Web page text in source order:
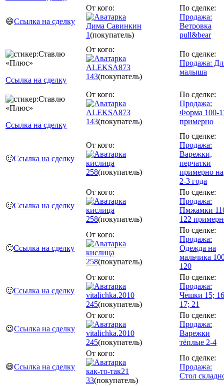
😄Ссылка на сделку
От кого:
Дима Савинкин
1(покупатель)
По сделке:
Продажа:
Ветровка
pull&bear
Ссылка на сделку
От кого:
ALEKSA873
143(покупатель)
По сделке:
Продажа:
малыша
Ссылка на сделку
От кого:
ALEKSA873
143(покупатель)
По сделке:
Продажа:
Форма 100-
примерно
🙂Ссылка на сделку
От кого:
кислица
258(покупатель)
По сделке:
Продажа:
Варежки,
перчатки
примерно на
2-3 года
🙂Ссылка на сделку
От кого:
кислица
258(покупатель)
По сделке:
Продажа:
Пмжамки
122
🙂Ссылка на сделку
От кого:
кислица
258(покупатель)
По сделке:
Продажа:
Одежда на
мальчика
120
🙂Ссылка на сделку
От кого:
vitalichka.2010
245(покупатель)
По сделке:
Продажа:
Чешки 15;
17; 21
😉Ссылка на сделку
От кого:
vitalichka.2010
245(покупатель)
По сделке:
Продажа:
Варежки
тёплые 2-4
😄Ссылка на сделку
От кого:
как-то-так21
33(покупатель)
По сделке:
Продажа:
Стол